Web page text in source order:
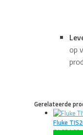
op
Gerelateerde
Fluke
€1.851,00